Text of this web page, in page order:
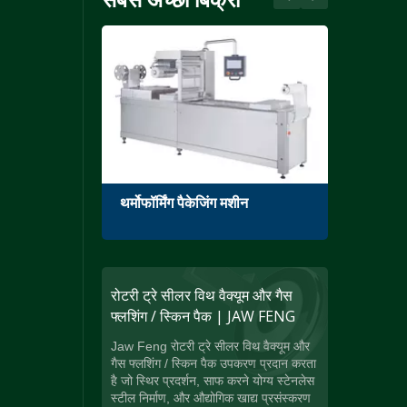
थर्मोफॉर्मिंग पैकेजिंग मशीन
रोटरी ट्रे सीलर विथ वैक्यूम और गैस
फ्लशिंग / स्किन पैक | JAW FENG
Jaw Feng रोटरी ट्रे सीलर विथ वैक्यूम और
गैस फ्लशिंग / स्किन पैक उपकरण प्रदान करता
है जो स्थिर प्रदर्शन, साफ करने योग्य स्टेनलेस
स्टील निर्माण, और औद्योगिक खाद्य प्रसंस्करण